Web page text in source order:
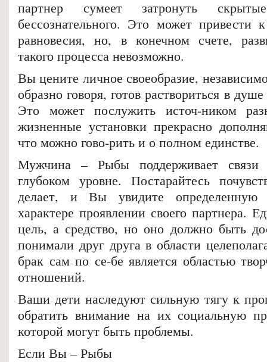
партнер сумеет затронуть
бессознательного. Это может привести
равновесия, но, в конечном счете,
такого процесса невозможно.
Вы цените личное своеобразие,
образно говоря, готов раствориться в
Это может послужить источ-ником
жизненные установки прекрасно
что можно гово-рить и о полном единстве.
Мужчина – Рыбы поддерживает
глубоком уровне. Постарайтесь
делает, и Вы увидите определенную
характере проявлении своего партнера.
цель, а средство, но оно должно быть
понимали друг друга в области
брак сам по се-бе является областью
отношений.
Ваши дети наследуют сильную тягу к
обратить внимание на их социальную
которой могут быть проблемы.
Если Вы – Рыбы